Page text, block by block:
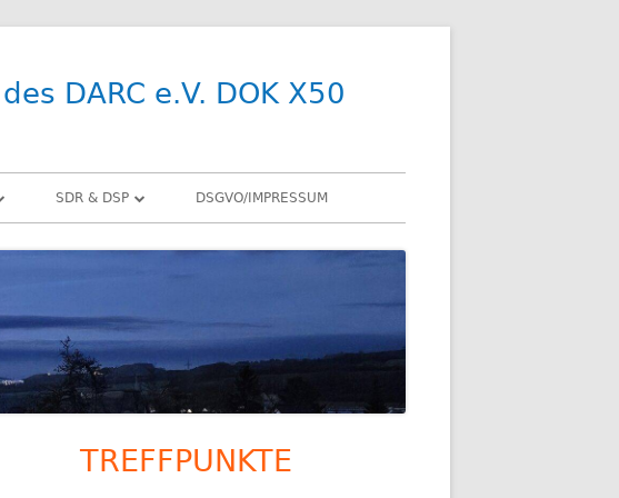
DARC e.V. DOK X50
SDR & DSP
LAN-IQ SDR
BELKA DX
DSGVO/IMPRESSUM
Haupt-
TREFFPUNKTE